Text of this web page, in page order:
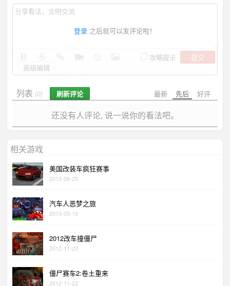
登录 之后就可以发评论啦！
攻略提示
提交
高级编辑
最新 先后 好评
列表 (0) 刷新评论
还没有人评论, 说一说你的看法吧。
相关游戏
美国改装车疯狂赛事
2013-06-25
汽车人恶梦之旅
2013-05-19
2012改车撞僵尸
2012-11-23
僵尸赛车2:卷土重来
2012-11-22